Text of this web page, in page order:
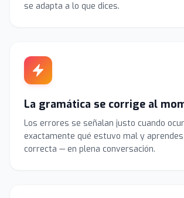
se adapta a lo que dices.
La gramática se corrige al
Los errores se señalan justo cuando
exactamente qué estuvo mal y
correcta — en plena conversación.